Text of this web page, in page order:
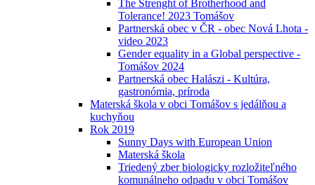
The Strenght of Brotherhood and
Tolerance! 2023 Tomášov
Partnerská obec v ČR - obec Nová Lhota -
video 2023
Gender equality in a Global perspective -
Tomášov 2024
Partnerská obec Halászi - Kultúra,
gastronómia, príroda
Materská škola v obci Tomášov s jedálňou a
kuchyňou
Rok 2019
Sunny Days with European Union
Materská škola
Triedený zber biologicky rozložiteľného
komunálneho odpadu v obci Tomášov